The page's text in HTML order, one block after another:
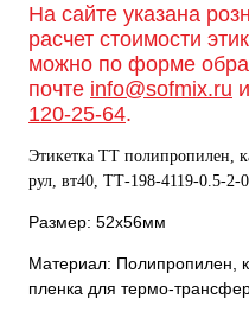
На сайте указана
расчет стоимости
можно по форме
почте info@sofmix.ru
120-25-64.
Этикетка ТТ полипропилен,
рул, вт40, TТ-198-4119-0.5-2-0
Размер: 52х56мм
Материал: Полипропилен,
пленка для термо-